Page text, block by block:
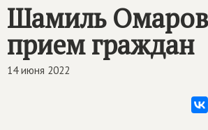
Шамиль
прием граждан
14 июня 2022